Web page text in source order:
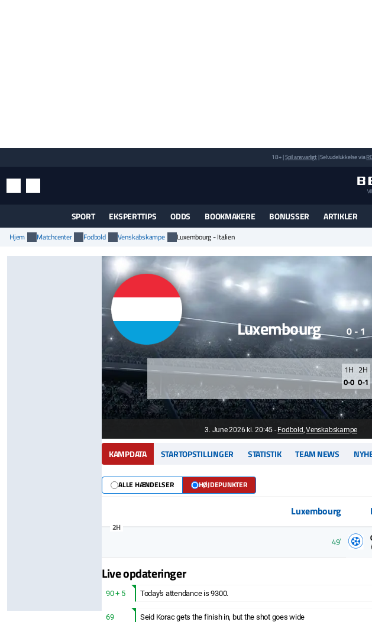
18+ |Spil ansvarligt| Selvudelukkelse via
SPORT EKSPERTTIPS ODDS BOOKMAKERE BONUSSER ARTIKLER
Hjem Matchcenter Fodbold Venskabskampe Luxembourg - Italien
Luxembourg 0 - 1
1H 2H
0-0 0-1
3. June 2026 kl. 20:45 - Fodbold,Venskabskampe
KAMPDATA STARTOPSTILLINGER STATISTIK TEAM NEWS
ALLE HÆNDELSER HØJDEPUNKTER
Luxembourg
49ʼ
2H
Live opdateringer
90 + 5 Today's attendance is 9300.
69 Seid Korac gets the finish in, but the shot goes wide